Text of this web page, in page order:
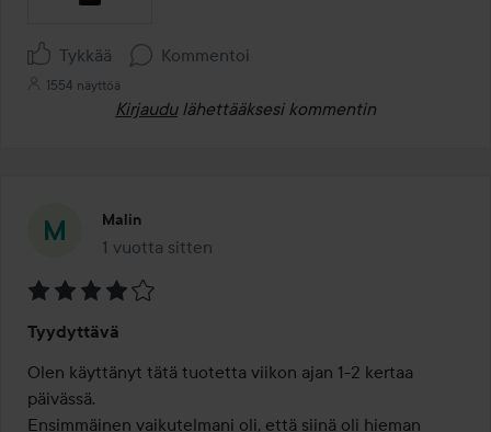
Tykkää Kommentoi
1554 näyttöä
Kirjaudu lähettääksesi kommentin
Malin
1 vuotta sitten
Viesti luotiin 1 vuotta sitten
4
/
5
Tyydyttävä
Olen käyttänyt tätä tuotetta viikon ajan 1-2 kertaa
päivässä.
Ensimmäinen vaikutelmani oli, että siinä oli hieman